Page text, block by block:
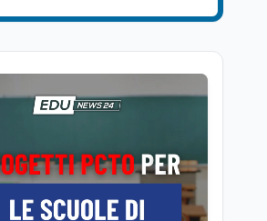
Camere in ferie,
elettorale e Rai. La
premier Meloni attesa a
Bari il 4 settembre per
Ravenna, il settembre